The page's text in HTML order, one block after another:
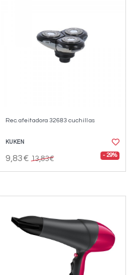
Rec. afeitadora 32683 cuchillas
KUKEN
9,83€ 13,83€ - 29%